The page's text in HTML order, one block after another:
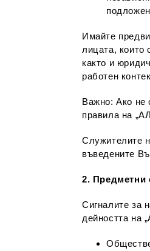
Имайте
лицата, които
както и
работен
Важно: Ако не
правила на
Служителите
въведените
2. Предметни
Сигналите за
дейността